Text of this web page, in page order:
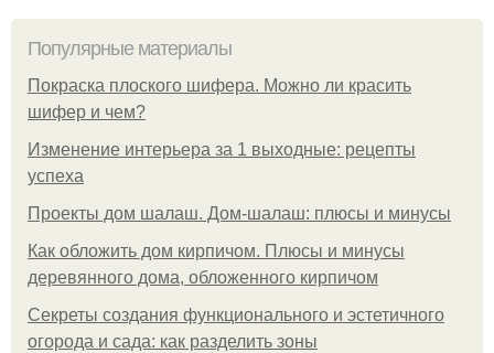
Популярные материалы
Покраска плоского шифера. Можно ли красить
шифер и чем?
Изменение интерьера за 1 выходные: рецепты
успеха
Проекты дом шалаш. Дом-шалаш: плюсы и минусы
Как обложить дом кирпичом. Плюсы и минусы
деревянного дома, обложенного кирпичом
Секреты создания функционального и эстетичного
огорода и сада: как разделить зоны